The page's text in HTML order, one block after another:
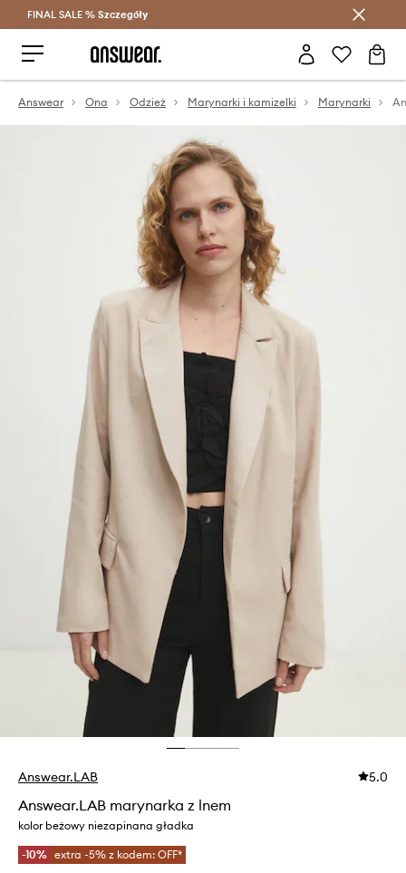
Oszczędzaj z Answear Club >
FINAL SALE % Szczegóły
Answear Ona Odzież Marynarki i kamizelki Marynarki
Answear.LAB 5.0
Answear.LAB marynarka z lnem
kolor beżowy niezapinana gładka
-10% extra -5% z kodem: OFF*